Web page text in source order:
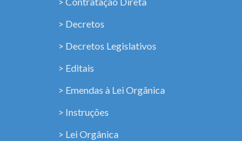
> Decretos
> Decretos Legislativos
> Editais
> Emendas à Lei Orgânica
> Instruções
> Lei Orgânica